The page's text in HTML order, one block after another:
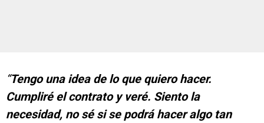
“Tengo una idea de lo que quiero hacer.
Cumpliré el contrato y veré. Siento la
necesidad, no sé si se podrá hacer algo tan